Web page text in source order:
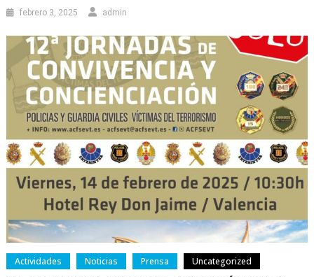
febrero 3, 2025 admin
Actividades Noticias Prensa Uncategorized